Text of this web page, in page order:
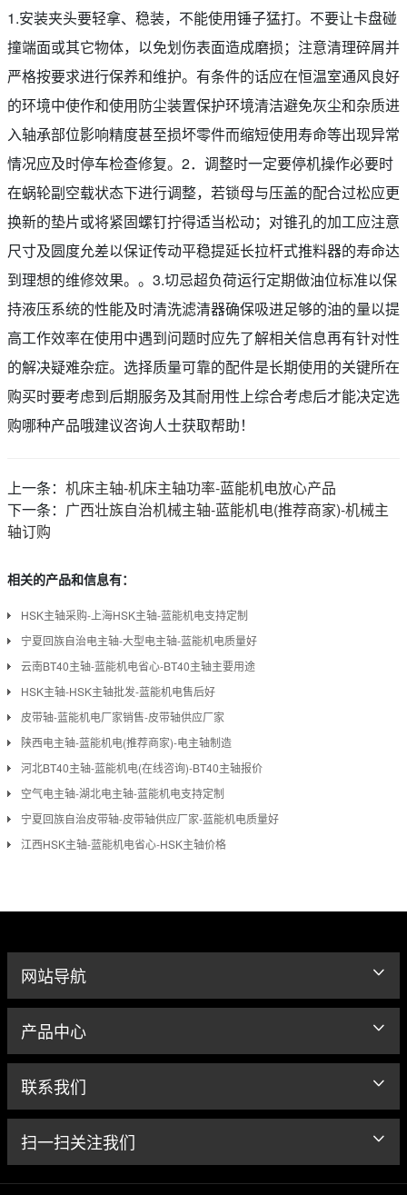
1.安装夹头要轻拿、稳装，不能使用锤子猛打。不要让卡盘碰
撞端面或其它物体，以免划伤表面造成磨损；注意清理碎屑并
严格按要求进行保养和维护。有条件的话应在恒温室通风良好
的环境中使作和使用防尘装置保护环境清洁避免灰尘和杂质进
入轴承部位影响精度甚至损坏零件而缩短使用寿命等出现异常
情况应及时停车检查修复。2．调整时一定要停机操作必要时
在蜗轮副空载状态下进行调整，若锁母与压盖的配合过松应更
换新的垫片或将紧固螺钉拧得适当松动；对锥孔的加工应注意
尺寸及圆度允差以保证传动平稳提延长拉杆式推料器的寿命达
到理想的维修效果。。3.切忌超负荷运行定期做油位标准以保
持液压系统的性能及时清洗滤清器确保吸进足够的油的量以提
高工作效率在使用中遇到问题时应先了解相关信息再有针对性
的解决疑难杂症。选择质量可靠的配件是长期使用的关键所在
购买时要考虑到后期服务及其耐用性上综合考虑后才能决定选
购哪种产品哦建议咨询人士获取帮助！
上一条： 机床主轴-机床主轴功率-蓝能机电放心产品
下一条： 广西壮族自治机械主轴-蓝能机电(推荐商家)-机械主
轴订购
相关的产品和信息有：
HSK主轴采购-上海HSK主轴-蓝能机电支持定制
宁夏回族自治电主轴-大型电主轴-蓝能机电质量好
云南BT40主轴-蓝能机电省心-BT40主轴主要用途
HSK主轴-HSK主轴批发-蓝能机电售后好
皮带轴-蓝能机电厂家销售-皮带轴供应厂家
陕西电主轴-蓝能机电(推荐商家)-电主轴制造
河北BT40主轴-蓝能机电(在线咨询)-BT40主轴报价
空气电主轴-湖北电主轴-蓝能机电支持定制
宁夏回族自治皮带轴-皮带轴供应厂家-蓝能机电质量好
江西HSK主轴-蓝能机电省心-HSK主轴价格
网站导航
产品中心
联系我们
扫一扫关注我们